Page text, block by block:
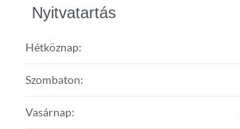
Nyitvatartás
Hétköznap:
Szombaton:
Vasárnap: